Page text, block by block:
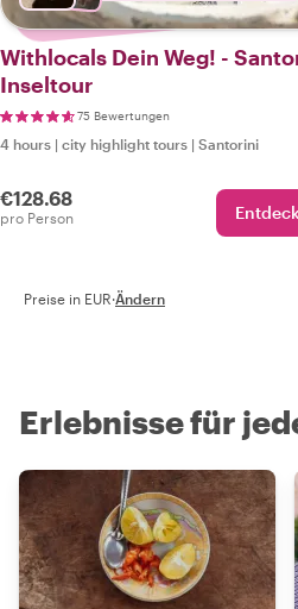
Withlocals Dein Weg! -
Inseltour
75 Bewertungen
4 hours | city highlight tours | Santorini
€128.68
pro Person
Preise in EUR·Ändern
Erlebnisse für